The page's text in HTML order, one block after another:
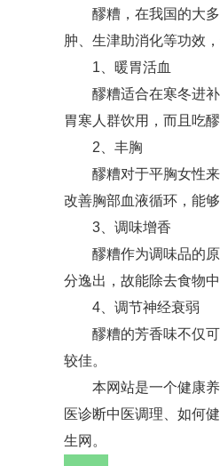
醪糟，在我国的大
肿、生津助消化等功效
1、暖胃活血
醪糟适合在寒冬进
胃寒人群饮用，而且吃
2、丰胸
醪糟对于平胸女性
改善胸部血液循环，能
3、调味增香
醪糟作为调味品的
分逸出，故能除去食物
4、调节神经衰弱
醪糟的芳香味不仅
较佳。
本网站是一个健康
医诊断中医调理、如何
生网。